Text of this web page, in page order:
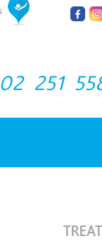
02 251